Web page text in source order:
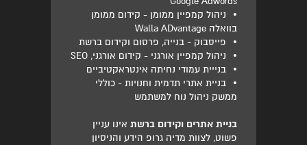
•
ניהול קמפיין ממומן - קידום ממומן
בוואלה Walla ADvantage
• פייסבוק - בנייה, פרסום וקידום ברשת
• ניהול קמפיין אורגני - קידום אורגני, SEO
• בנייית עמודי נחיתה אינטראקטיביים
•
בניית אתרי תדמית וחנויות - כוללי
ממשק ניהול נוח למשתמש
בניית אתרים וקידום ברשתאינו עניין
פשוט, לצוות מדיה גרופ הידע והניסיון